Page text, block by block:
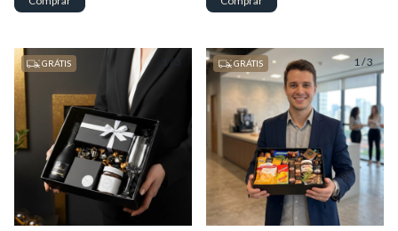
1/3
GRÁTIS 1/3
GRÁTIS